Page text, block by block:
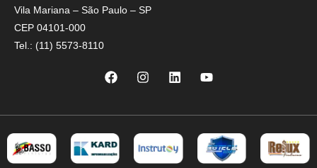
Vila Mariana – São Paulo – SP
CEP 04101-000
Tel.: (11) 5573-8110